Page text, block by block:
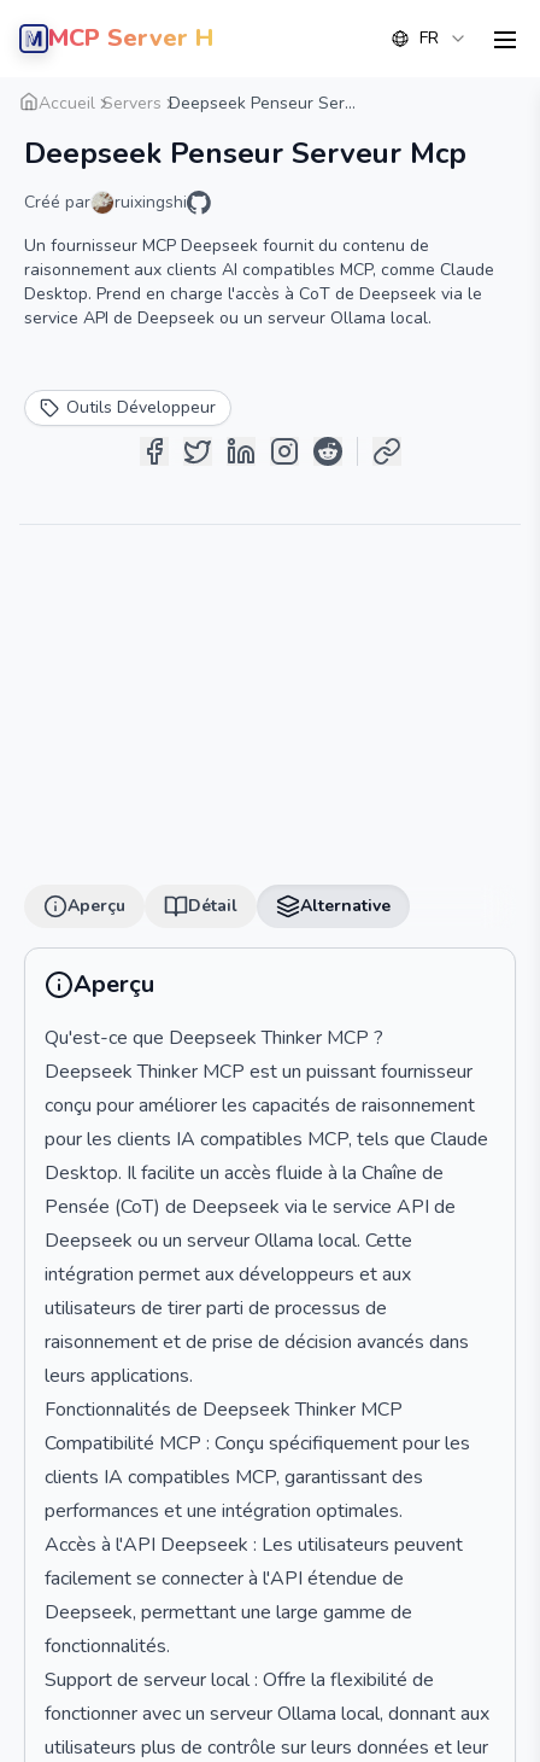
MCP Server Hub FR
Accueil Servers Deepseek Penseur Ser...
Deepseek Penseur Serveur Mcp
Créé par
ruixingshi
Un fournisseur MCP Deepseek fournit du contenu de
raisonnement aux clients AI compatibles MCP, comme Claude
Desktop. Prend en charge l'accès à CoT de Deepseek via le
service API de Deepseek ou un serveur Ollama local.
Outils Développeur
Aperçu Détail Alternative
Aperçu Détail Alternative
Aperçu
Qu'est-ce que Deepseek Thinker MCP ?
Deepseek Thinker MCP est un puissant fournisseur
conçu pour améliorer les capacités de raisonnement
pour les clients IA compatibles MCP, tels que Claude
Desktop. Il facilite un accès fluide à la Chaîne de
Pensée (CoT) de Deepseek via le service API de
Deepseek ou un serveur Ollama local. Cette
intégration permet aux développeurs et aux
utilisateurs de tirer parti de processus de
raisonnement et de prise de décision avancés dans
leurs applications.
Fonctionnalités de Deepseek Thinker MCP
Compatibilité MCP : Conçu spécifiquement pour les
clients IA compatibles MCP, garantissant des
performances et une intégration optimales.
Accès à l'API Deepseek : Les utilisateurs peuvent
facilement se connecter à l'API étendue de
Deepseek, permettant une large gamme de
fonctionnalités.
Support de serveur local : Offre la flexibilité de
fonctionner avec un serveur Ollama local, donnant aux
utilisateurs plus de contrôle sur leurs données et leur